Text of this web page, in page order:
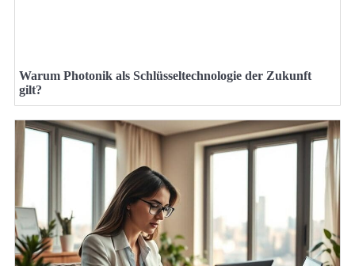
Warum Photonik als Schlüsseltechnologie der Zukunft
gilt?